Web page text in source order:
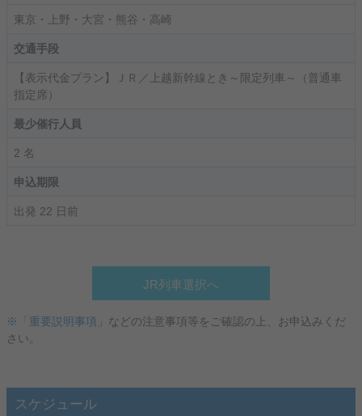
東京・上野・大宮・熊谷・高崎
交通手段
【表示代金プラン】ＪＲ／上越新幹線とき～限定列車～（普通車
指定席）
最少催行人員
2 名
申込期限
出発 22 日前
JR列車選択へ
※「重要説明事項」 などの注意事項等をご確認の上、お申込みくだ
さい。
スケジュール